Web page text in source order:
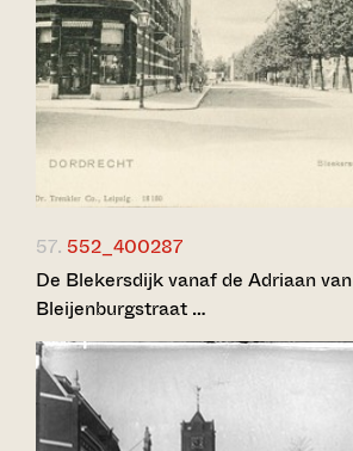
57. 552_400287
De Blekersdijk vanaf de Adriaan van
Bleijenburgstraat …